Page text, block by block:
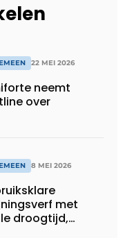
22 MEI 2026
neemt
over
8 MEI 2026
met
droogtijd,